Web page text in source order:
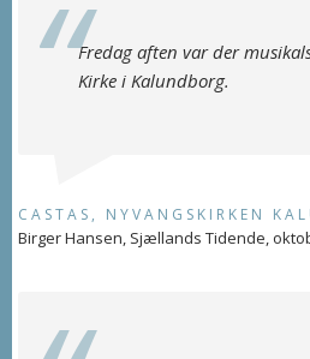
Fredag aften var der
Kirke i Kalundborg.
CASTAS, NYVANGSKIRKEN
Birger Hansen, Sjællands Tidende,